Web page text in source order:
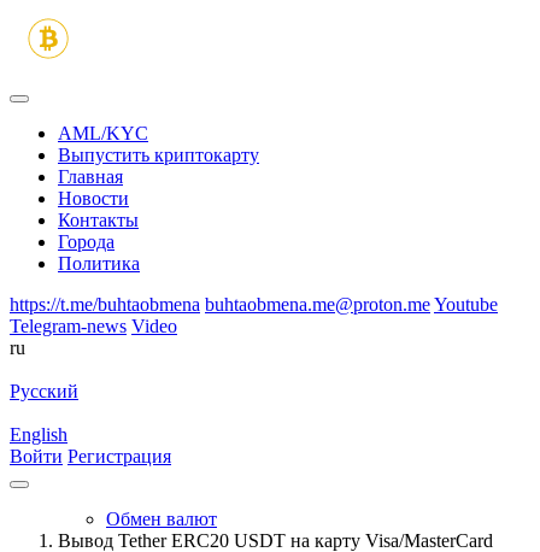
AML/KYC
Выпустить криптокарту
Главная
Новости
Контакты
Города
Политика
https://t.me/buhtaobmena buhtaobmena.me@proton.meYoutube
Telegram-news Video
ru
Русский
English
Войти Регистрация
Обмен валют
Вывод Tether ERC20 USDT на карту Visa/MasterCard